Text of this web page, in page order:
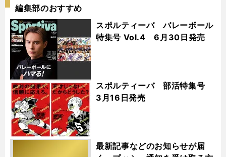
編集部のおすすめ
スポルティーバ バレーボール
特集号 Vol.4 6月30日発売
スポルティーバ 部活特集号
3月16日発売
最新記事などのお知らせが届